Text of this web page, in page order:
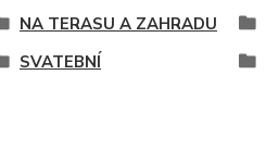
NA TERASU A ZAHRADU
SVATEBNÍ